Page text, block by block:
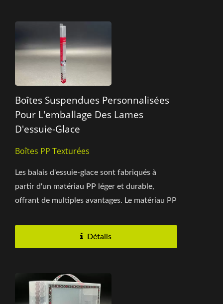
Boîtes Suspendues Personnalisées
Pour L'emballage Des Lames
D'essuie-Glace
Boîtes PP Texturées
Les balais d'essuie-glace sont fabriqués à
partir d'un matériau PP léger et durable,
offrant de multiples avantages. Le matériau PP
Détails